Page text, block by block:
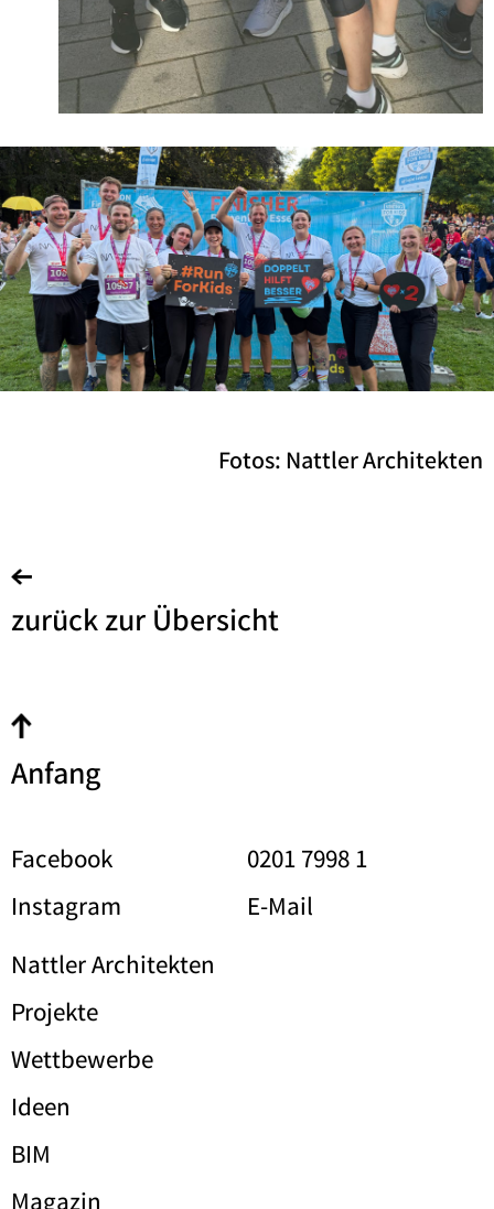
Fotos: Nattler Architekten
zurück zur Übersicht
Anfang
Facebook
Instagram
0201 7998 1
E-Mail
Nattler Architekten
Projekte
Wettbewerbe
Ideen
BIM